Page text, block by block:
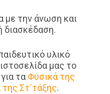
με την άνωση και
διασκέδαση.
υλικό
μας το
τα Φυσικά της
Στ΄τάξης.